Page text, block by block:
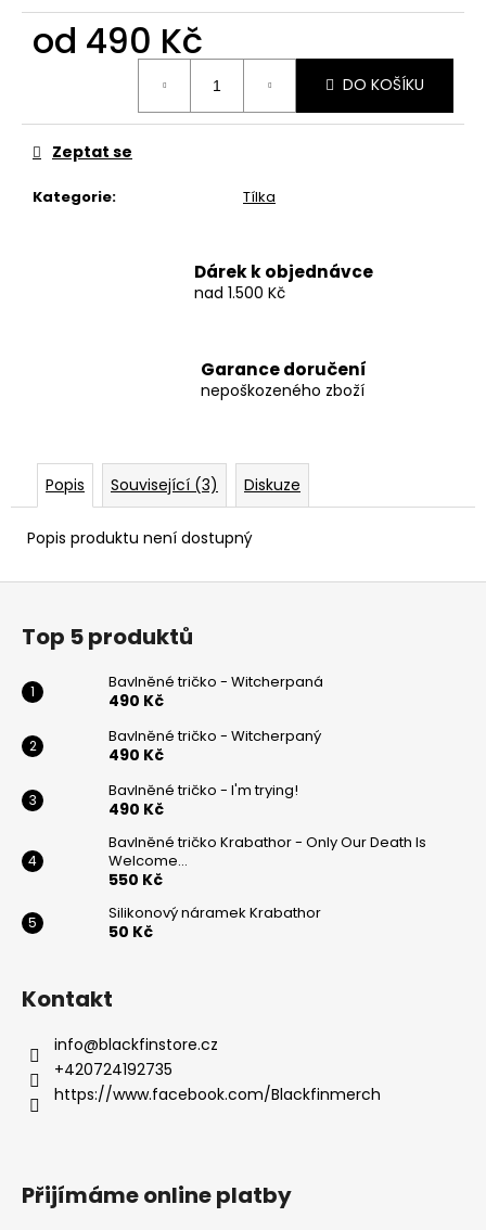
od 490 Kč
DO KOŠÍKU
Kategorie: Tílka
Zeptat se
Dárek k objednávce
nad 1.500 Kč
Garance doručení
nepoškozeného zboží
Popis Související (3) Diskuze
Popis produktu není dostupný
WITCHERPANÝ
490
Kč
Z
Top 5 produktů
Bavlněné tričko - Witcherpaná
490 Kč
Bavlněné tričko - Witcherpaný
490 Kč
Bavlněné tričko - I'm trying!
490 Kč
Bavlněné tričko Krabathor - Only Our Death Is
Welcome...
550 Kč
Silikonový náramek Krabathor
50 Kč
Kontakt
info@blackfinstore.cz
+420724192735
https://www.facebook.com/Blackfinmerch
Přijímáme online platby